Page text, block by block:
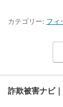
カテゴリー: フィ
詐欺被害ナビ